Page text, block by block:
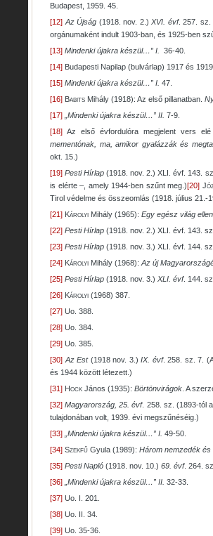
Budapest, 1959. 45.
[12] Az Újság (1918. nov. 2.) XVI. évf. 257. sz.
orgánumaként indult 1903-ban, és 1925-ben
[13] Mindenki újakra készül…” I. 36-40.
[14] Budapesti Napilap (bulvárlap) 1917 és
[15] Mindenki újakra készül…” I. 47.
[16] Babits Mihály (1918): Az első pillanatban.
[17] „Mindenki újakra készül…” II. 7-9.
[18] Az első évfordulóra megjelent vers
mementónak, ma, amikor gyalázzák és
okt. 15.)
[19] Pesti Hírlap (1918. nov. 2.) XLI. évf. 143.
is elérte –, amely 1944-ben szűnt meg.)[20]
Tirol védelme és összeomlás (1918. július 21.-
[21] Károlyi Mihály (1965): Egy egész világ ellen
[22] Pesti Hírlap (1918. nov. 2.) XLI. évf. 143.
[23] Pesti Hírlap (1918. nov. 3.) XLI. évf. 144.
[24] Károlyi Mihály (1968):Az új
[25] Pesti Hírlap (1918. nov. 3.) XLI. évf. 144.
[26] Károlyi (1968) 387.
[27] Uo. 388.
[28] Uo. 384.
[29] Uo. 385.
[30] Az Est (1918 nov. 3.) IX. évf. 258. sz. 7.
és 1944 között létezett.)
[31] Hock János (1935): Börtönvirágok. A
[32] Magyarország, 25. évf. 258. sz. (1893-tól
tulajdonában volt, 1939. évi megszűnéséig.)
[33] „Mindenki újakra készül…” I. 49-50.
[34] Szekfű Gyula (1989): Három nemzedék
[35] Pesti Napló (1918. nov. 10.) 69. évf. 264.
[36] „Mindenki újakra készül…” II. 32-33.
[37] Uo. I. 201.
[38] Uo. II. 34.
[39] Uo. 35-36.